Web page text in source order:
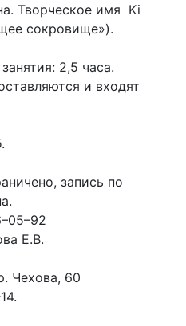
Творческое имя Ki
сокровище»).
2,5 часа.
и входят
запись по
Е.В.
Чехова, 60